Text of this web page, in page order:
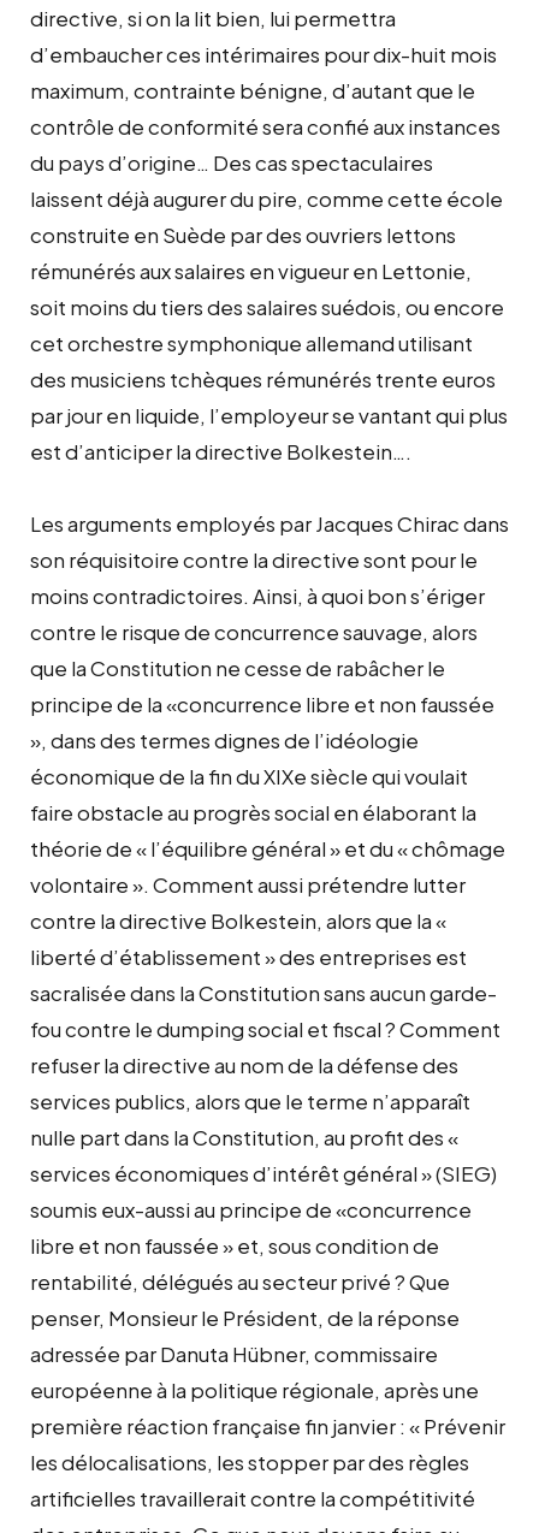
directive, si on la lit bien, lui permettra
d’embaucher ces intérimaires pour dix-huit mois
maximum, contrainte bénigne, d’autant que le
contrôle de conformité sera confié aux instances
du pays d’origine… Des cas spectaculaires
laissent déjà augurer du pire, comme cette école
construite en Suède par des ouvriers lettons
rémunérés aux salaires en vigueur en Lettonie,
soit moins du tiers des salaires suédois, ou encore
cet orchestre symphonique allemand utilisant
des musiciens tchèques rémunérés trente euros
par jour en liquide, l’employeur se vantant qui plus
est d’anticiper la directive Bolkestein….
Les arguments employés par Jacques Chirac dans
son réquisitoire contre la directive sont pour le
moins contradictoires. Ainsi, à quoi bon s’ériger
contre le risque de concurrence sauvage, alors
que la Constitution ne cesse de rabâcher le
principe de la «concurrence libre et non faussée
», dans des termes dignes de l’idéologie
économique de la fin du XIXe siècle qui voulait
faire obstacle au progrès social en élaborant la
théorie de « l’équilibre général » et du « chômage
volontaire ». Comment aussi prétendre lutter
contre la directive Bolkestein, alors que la «
liberté d’établissement » des entreprises est
sacralisée dans la Constitution sans aucun garde-
fou contre le dumping social et fiscal ? Comment
refuser la directive au nom de la défense des
services publics, alors que le terme n’apparaît
nulle part dans la Constitution, au profit des «
services économiques d’intérêt général » (SIEG)
soumis eux-aussi au principe de «concurrence
libre et non faussée » et, sous condition de
rentabilité, délégués au secteur privé ? Que
penser, Monsieur le Président, de la réponse
adressée par Danuta Hübner, commissaire
européenne à la politique régionale, après une
première réaction française fin janvier : « Prévenir
les délocalisations, les stopper par des règles
artificielles travaillerait contre la compétitivité